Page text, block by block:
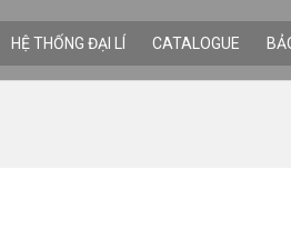
HỆ THỐNG ĐẠI LÍ CATALOGUE